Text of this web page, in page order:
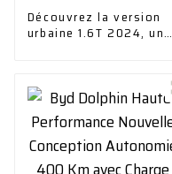
Découvrez la version
urbaine 1.6T 2024, une